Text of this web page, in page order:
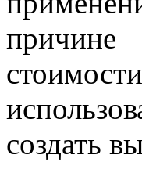
создать